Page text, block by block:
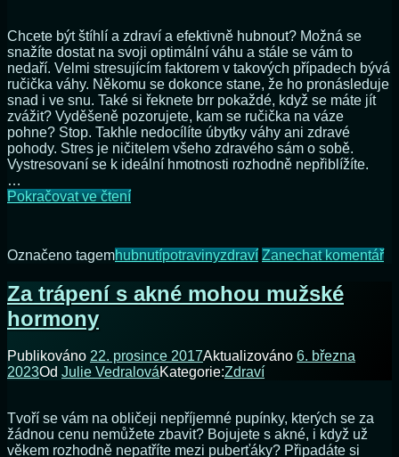
Chcete být štíhlí a zdraví a efektivně hubnout? Možná se
snažíte dostat na svoji optimální váhu a stále se vám to
nedaří. Velmi stresujícím faktorem v takových případech bývá
ručička váhy. Někomu se dokonce stane, že ho pronásleduje
snad i ve snu. Také si řeknete brr pokaždé, když se máte jít
zvážit? Vyděšeně pozorujete, kam se ručička na váze
pohne? Stop. Takhle nedocílíte úbytky váhy ani zdravé
pohody. Stres je ničitelem všeho zdravého sám o sobě.
Vystresovaní se k ideální hmotnosti rozhodně nepřiblížíte.
…
Pokračovat ve čteníToužíte
Nestresujte
vážením!
Označeno tagemhubnutípotravinyzdraví Zanechat komentářna
Za trápení s akné mohou mužské
hormony
Publikováno 22. prosince 2017Aktualizováno 6. března
2023Od Julie VedralováKategorie:Zdraví
Tvoří se vám na obličeji nepříjemné pupínky, kterých se za
žádnou cenu nemůžete zbavit? Bojujete s akné, i když už
věkem rozhodně nepatříte mezi puberťáky? Připadáte si